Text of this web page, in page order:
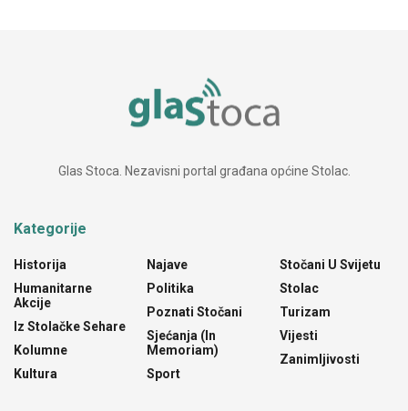
Glas Stoca. Nezavisni portal građana općine Stolac.
Kategorije
Historija
Humanitarne
Akcije
Iz Stolačke Sehare
Kolumne
Kultura
Najave
Politika
Poznati Stočani
Sjećanja (In
Memoriam)
Sport
Stočani U Svijetu
Stolac
Turizam
Vijesti
Zanimljivosti